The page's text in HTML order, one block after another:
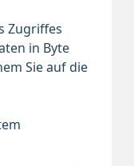
Zugriffes
in Byte
Sie auf die